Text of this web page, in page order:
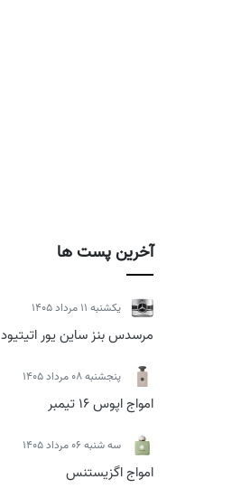
آخرین پست ها
يكشنبه 11 مرداد 1405
مرسدس بنز ساین یور اتیتیود
پنجشنبه 08 مرداد 1405
امواج اپوس 16 تیمبر
سه شنبه 06 مرداد 1405
امواج اگزیستنس